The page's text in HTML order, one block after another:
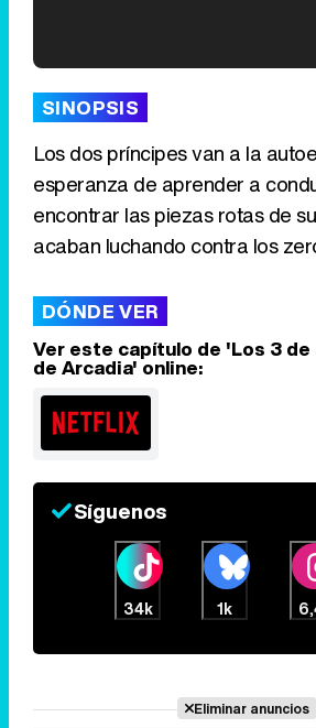
SINOPSIS
Los dos príncipes van a la
esperanza de aprender a
encontrar las piezas rotas de
acaban luchando contra los
DÓNDE VER
Ver este capítulo de 'Los 3
de Arcadia' online:
Síguenos
34k 1k
Eliminar anuncios